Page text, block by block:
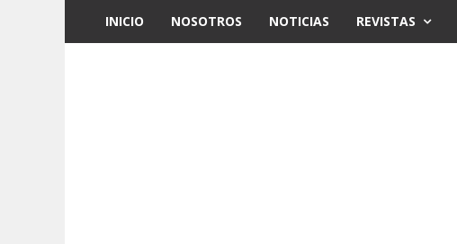
INICIO NOSOTROS NOTICIAS REVISTAS